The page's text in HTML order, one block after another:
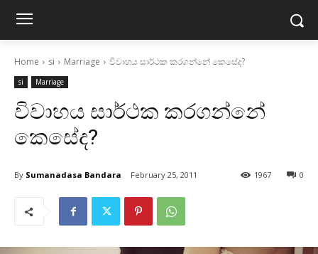
Home si Marriage විවාහය සාර්ථක කරගන්නේ කෙසේද?
si Marriage
විවාහය සාර්ථක කරගන්නේ
කෙසේද?
By Sumanadasa Bandara February 25, 2011 0
1967